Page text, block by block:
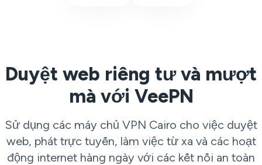
Duyệt web riêng tư và mượt
mà với VeePN
Sử dụng các máy chủ VPN Cairo cho việc duyệt
web, phát trực tuyến, làm việc từ xa và các hoạt
động internet hàng ngày với các kết nối an toàn